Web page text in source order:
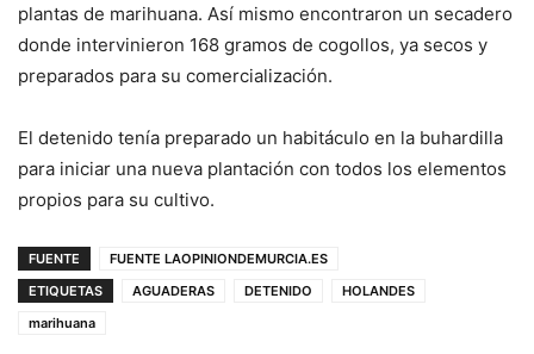
plantas de marihuana. Así mismo encontraron un secadero
donde intervinieron 168 gramos de cogollos, ya secos y
preparados para su comercialización.
El detenido tenía preparado un habitáculo en la buhardilla
para iniciar una nueva plantación con todos los elementos
propios para su cultivo.
FUENTE
FUENTE LAOPINIONDEMURCIA.ES
ETIQUETAS
AGUADERAS DETENIDO
HOLANDES
marihuana